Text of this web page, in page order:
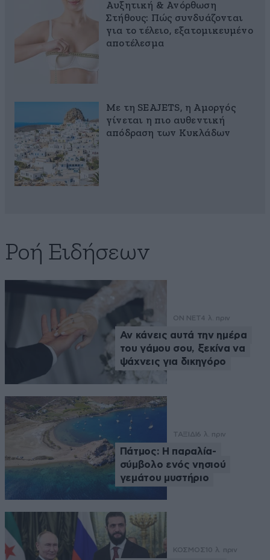
Αυξητική & Ανόρθωση
Στήθους: Πώς συνδυάζονται
για το τέλειο, εξατομικευμένο
αποτέλεσμα
Με τη SEAJETS, η Αμοργός
γίνεται η πιο αυθεντική
απόδραση των Κυκλάδων
Ροή Ειδήσεων
ON NET4 λ. πριν
Αν κάνεις αυτά την ημέρα
του γάμου σου, ξεκίνα να
ψάχνεις για δικηγόρο
ΤΑΞΙΔΙ6 λ. πριν
Πάτμος: Η παραλία-
σύμβολο ενός νησιού
γεμάτου μυστήριο
ΚΟΣΜΟΣ 10 λ. πριν